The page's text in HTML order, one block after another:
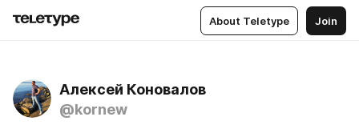
About Teletype Join
Алексей Коновалов
@kornew